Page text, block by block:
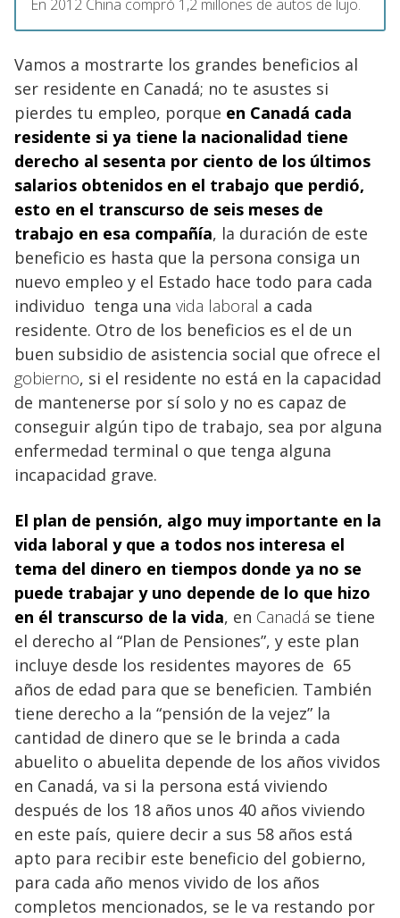
En 2012 China compró 1,2 millones de autos de lujo.
Vamos a mostrarte los grandes beneficios al
ser residente en Canadá; no te asustes si
pierdes tu empleo, porque en Canadá cada
residente si ya tiene la nacionalidad tiene
derecho al sesenta por ciento de los últimos
salarios obtenidos en el trabajo que perdió,
esto en el transcurso de seis meses de
trabajo en esa compañía, la duración de este
beneficio es hasta que la persona consiga un
nuevo empleo y el Estado hace todo para cada
individuo tenga una vida laboral a cada
residente. Otro de los beneficios es el de un
buen subsidio de asistencia social que ofrece el
gobierno, si el residente no está en la capacidad
de mantenerse por sí solo y no es capaz de
conseguir algún tipo de trabajo, sea por alguna
enfermedad terminal o que tenga alguna
incapacidad grave.
El plan de pensión, algo muy importante en la
vida laboral y que a todos nos interesa el
tema del dinero en tiempos donde ya no se
puede trabajar y uno depende de lo que hizo
en él transcurso de la vida, en Canadá se tiene
el derecho al “Plan de Pensiones”, y este plan
incluye desde los residentes mayores de 65
años de edad para que se beneficien. También
tiene derecho a la “pensión de la vejez” la
cantidad de dinero que se le brinda a cada
abuelito o abuelita depende de los años vividos
en Canadá, va si la persona está viviendo
después de los 18 años unos 40 años viviendo
en este país, quiere decir a sus 58 años está
apto para recibir este beneficio del gobierno,
para cada año menos vivido de los años
completos mencionados, se le va restando por